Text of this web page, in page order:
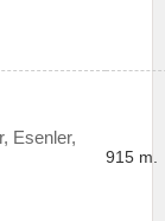
Esenler,
915 m.